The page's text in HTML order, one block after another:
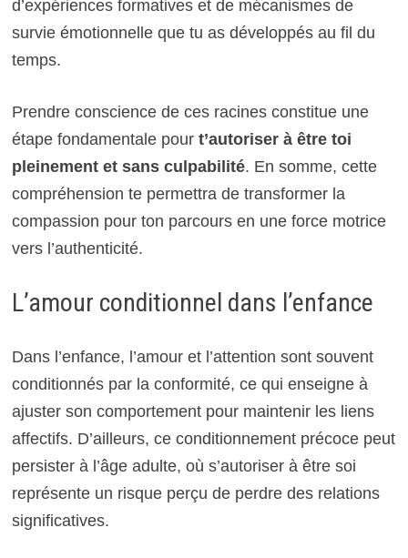
d’expériences formatives et de mécanismes de
survie émotionnelle que tu as développés au fil du
temps.
Prendre conscience de ces racines constitue une
étape fondamentale pour t’autoriser à être toi
pleinement et sans culpabilité. En somme, cette
compréhension te permettra de transformer la
compassion pour ton parcours en une force motrice
vers l’authenticité.
L’amour conditionnel dans l’enfance
Dans l’enfance, l’amour et l’attention sont souvent
conditionnés par la conformité, ce qui enseigne à
ajuster son comportement pour maintenir les liens
affectifs. D’ailleurs, ce conditionnement précoce peut
persister à l’âge adulte, où s’autoriser à être soi
représente un risque perçu de perdre des relations
significatives.